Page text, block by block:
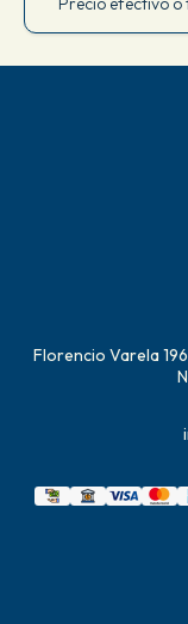
Florencio Varela